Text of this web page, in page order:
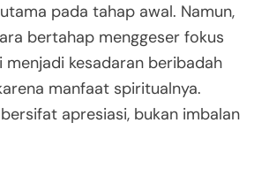
pada tahap awal. Namun,
bertahap menggeser fokus
kesadaran beribadah
manfaat spiritualnya.
apresiasi, bukan imbalan